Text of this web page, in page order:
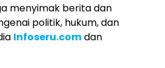
menyimak berita dan
politik, hukum, dan
Infoseru.comdan